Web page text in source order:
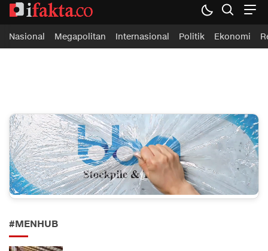
ifakta.co
#pastibenar
Nasional Megapolitan Internasional Politik Ekonomi
#MENHUB